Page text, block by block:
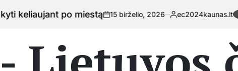
on
15 birželio, 2026
Posted
ec2024kaunas.lt